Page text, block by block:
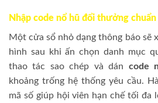
Nhập code nổ hũ đổi thưởng chuẩn
Một cửa sổ nhỏ dạng thông báo sẽ
hình sau khi ấn chọn danh mục
thao tác sao chép và dán code
khoảng trống hệ thống yêu cầu.
mã số giúp hội viên hạn chế tối đa